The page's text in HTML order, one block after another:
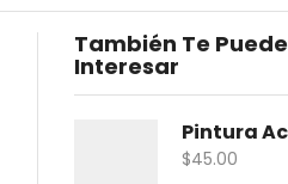
También Te Puede
Interesar
$45.00